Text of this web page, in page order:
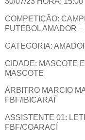
COMPETIÇÃO:
FUTEBOL AMADOR –
CATEGORIA:
CIDADE: MASCOTE
MASCOTE
ÁRBITRO MARCIO
FBF/IBICARAÍ
ASSISTENTE 01:
FBF/COARACÍ